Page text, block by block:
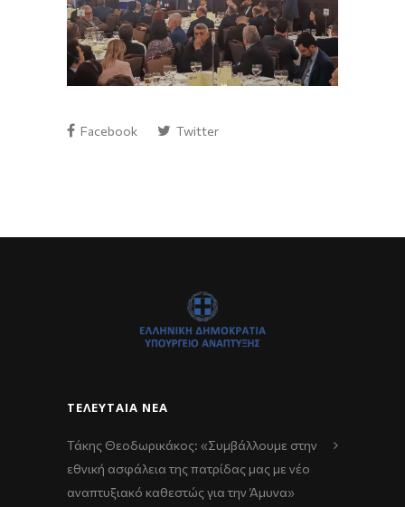
Facebook Twitter
ΤΕΛΕΥΤΑΊΑ ΝΈΑ
Τάκης Θεοδωρικάκος: «Συμβάλλουμε στην
εθνική ασφάλεια της πατρίδας μας με νέο
αναπτυξιακό καθεστώς για την Άμυνα»